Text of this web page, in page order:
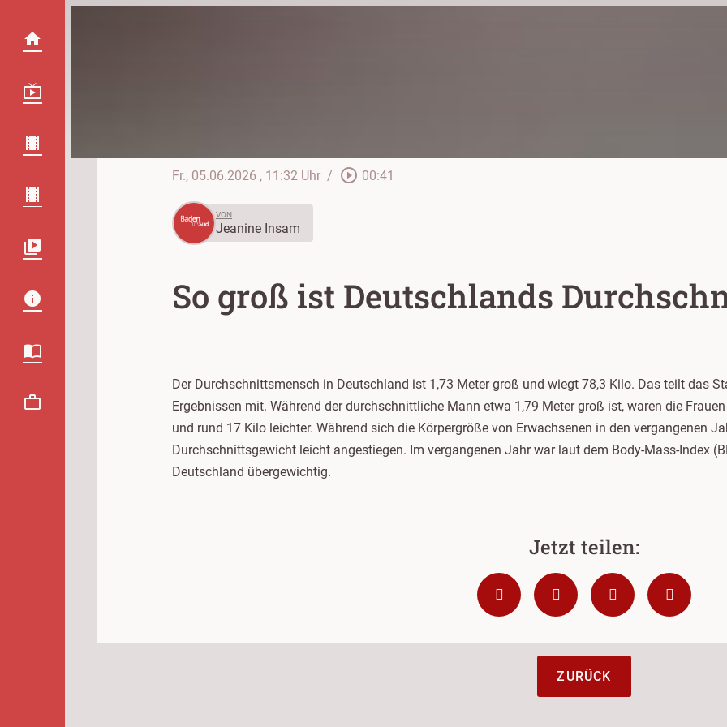
Fr., 05.06.2026 , 11:32 Uhr / play_circle_outline 00:41
VON
Jeanine Insam
So groß ist Deutschlands
Der Durchschnittsmensch in Deutschland ist 1,73 Meter groß und wiegt 78,3 Kilo. Das teilt das
Ergebnissen mit. Während der durchschnittliche Mann etwa 1,79 Meter groß ist, waren die
und rund 17 Kilo leichter. Während sich die Körpergröße von Erwachsenen in den vergangenen
Durchschnittsgewicht leicht angestiegen. Im vergangenen Jahr war laut dem Body-Mass-Index
Deutschland übergewichtig.
ZURÜCK